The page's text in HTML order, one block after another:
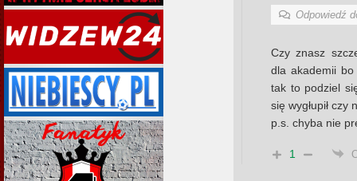
Odpowiedź
Czy znasz
dla akademii
tak to podziel
się wygłupił czy
p.s. chyba nie
1